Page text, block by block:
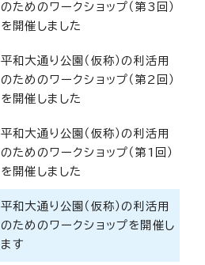
のためのワークショップ（第3回）
を開催しました
平和大通り公園（仮称）の利活用
のためのワークショップ（第2回）
を開催しました
平和大通り公園（仮称）の利活用
のためのワークショップ（第1回）
を開催しました
平和大通り公園（仮称）の利活用
のためのワークショップを開催し
ます